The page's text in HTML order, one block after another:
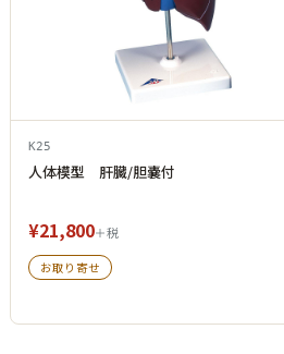
K25
人体模型 肝臓/胆嚢付
¥21,800＋税
お取り寄せ